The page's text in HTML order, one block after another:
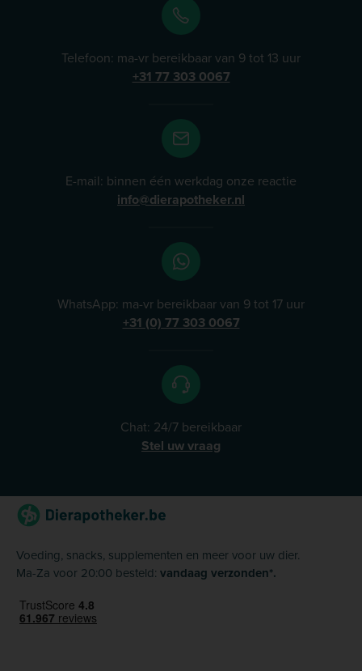
specifieke gezondheidsproblemen. Lees meer
Telefoon: ma-vr bereikbaar van 9 tot 13 uur
+31 77 303 0067
E-mail: binnen één werkdag onze reactie
info@dierapotheker.nl
WhatsApp: ma-vr bereikbaar van 9 tot 17 uur
+31 (0) 77 303 0067
Chat: 24/7 bereikbaar
Stel uw vraag
Voeding, snacks, supplementen en meer voor uw dier.
Ma-Za voor 20:00 besteld: vandaag verzonden*.